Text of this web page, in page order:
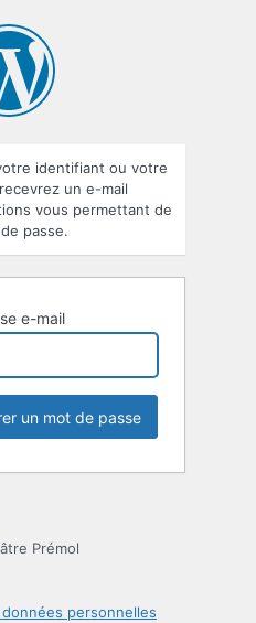
identifiant ou votre
un e-mail
vous permettant de
passe.
e-mail
Prémol
personnelles